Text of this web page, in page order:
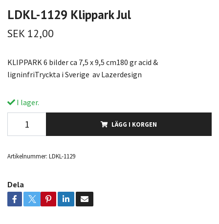
LDKL-1129 Klippark Jul
SEK 12,00
KLIPPARK 6 bilder ca 7,5 x 9,5 cm180 gr acid &
ligninfriTryckta i Sverige av Lazerdesign
I lager.
LÄGG I KORGEN
Artikelnummer: LDKL-1129
Dela